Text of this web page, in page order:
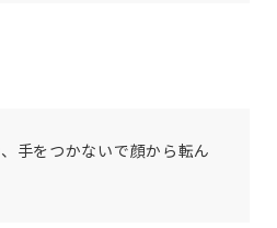
手をつかないで顔から転ん